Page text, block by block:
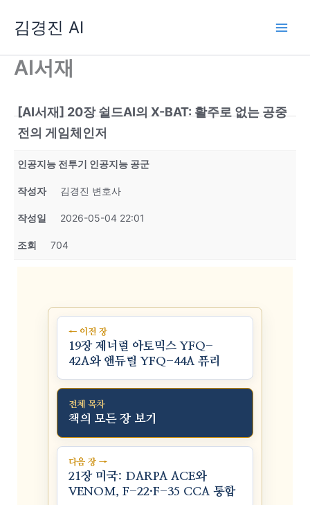
로
김경진 AI
AI서재
[AI서재] 20장 쉴드AI의 X-BAT: 활주로 없는 공중
전의 게임체인저
인공지능 전투기 인공지능 공군
작성자 김경진 변호사
작성일 2026-05-04 22:01
조회 704
← 이전 장
19장 제너럴 아토믹스 YFQ-
42A와 앤듀릴 YFQ-44A 퓨리
전체 목차
책의 모든 장 보기
다음 장 →
21장 미국: DARPA ACE와
VENOM, F-22·F-35 CCA 통합